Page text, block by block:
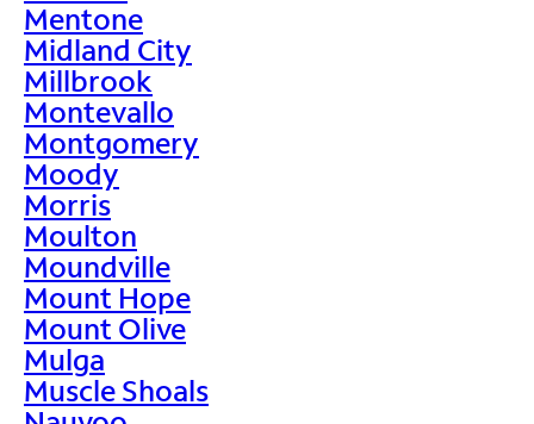
Mentone
Midland City
Millbrook
Montevallo
Montgomery
Moody
Morris
Moulton
Moundville
Mount Hope
Mount Olive
Mulga
Muscle Shoals